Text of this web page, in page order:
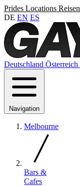
Prides Locations Reisen
DE EN ES
Deutschland Österreich
Navigation
Melbourne
Bars &
Cafes